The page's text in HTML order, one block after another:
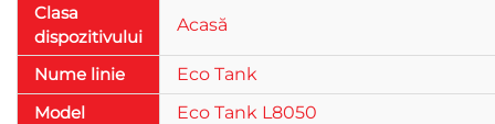
Clasa
dispozitivului
Acasă
Nume linie
Eco Tank
Model
Eco Tank L8050